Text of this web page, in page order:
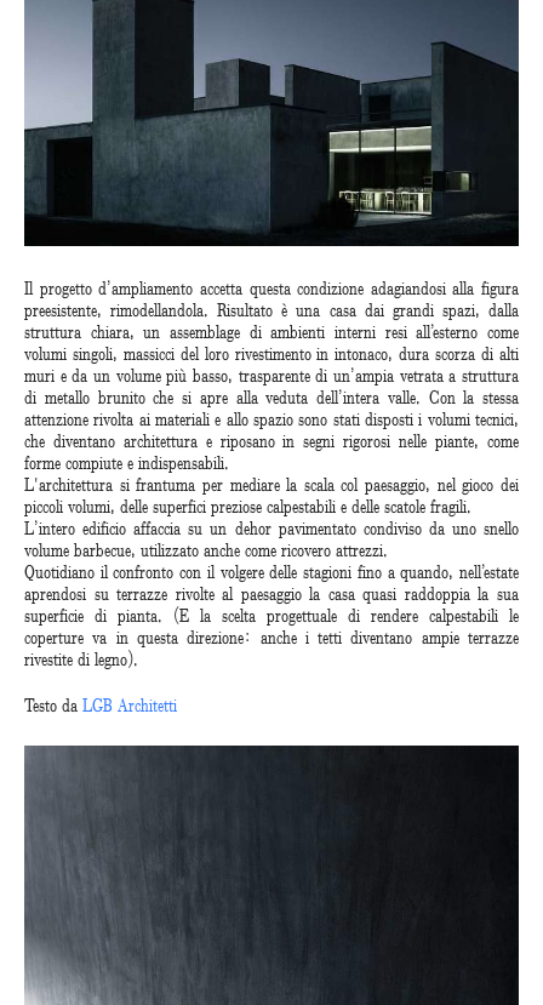
Il progetto d’ampliamento accetta questa condizione adagiandosi alla figura
preesistente, rimodellandola. Risultato è una casa dai grandi spazi, dalla
struttura chiara, un assemblage di ambienti interni resi all’esterno come
volumi singoli, massicci del loro rivestimento in intonaco, dura scorza di alti
muri e da un volume più basso, trasparente di un’ampia vetrata a struttura
di metallo brunito che si apre alla veduta dell’intera valle. Con la stessa
attenzione rivolta ai materiali e allo spazio sono stati disposti i volumi tecnici,
che diventano architettura e riposano in segni rigorosi nelle piante, come
forme compiute e indispensabili.
L'architettura si frantuma per mediare la scala col paesaggio, nel gioco dei
piccoli volumi, delle superfici preziose calpestabili e delle scatole fragili.
L’intero edificio affaccia su un dehor pavimentato condiviso da uno snello
volume barbecue, utilizzato anche come ricovero attrezzi.
Quotidiano il confronto con il volgere delle stagioni fino a quando, nell’estate
aprendosi su terrazze rivolte al paesaggio la casa quasi raddoppia la sua
superficie di pianta. (E la scelta progettuale di rendere calpestabili le
coperture va in questa direzione: anche i tetti diventano ampie terrazze
rivestite di legno).
Testo da LGB Architetti